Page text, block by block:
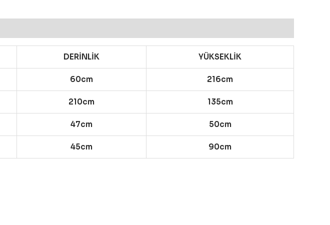
DERİNLİK YÜKSEKLİK
60cm 216cm
210cm 135cm
47cm 50cm
45cm 90cm